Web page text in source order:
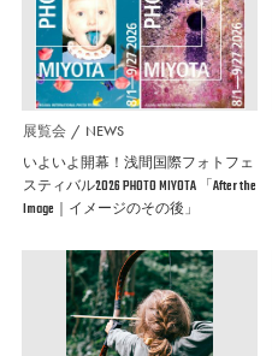
展覧会 NEWS
いよいよ開幕！浅間国際フォトフェ
スティバル2026 PHOTO MIYOTA 「After the
Image｜イメージのその後」